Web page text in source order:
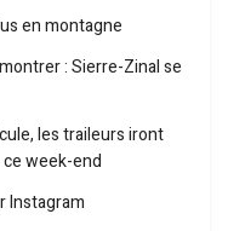
en montagne
: Sierre-Zinal se
les traileurs iront
week-end
Instagram